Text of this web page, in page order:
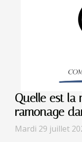
Quelle est la
ramonage
Mardi 29 juillet